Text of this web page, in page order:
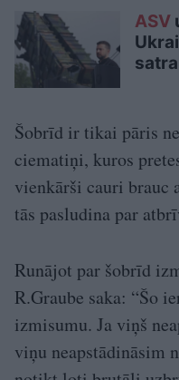
ASV
Šobrīd ir tikai pāris
ciematiņi, kuros
vienkārši cauri brauc
tās pasludina par
Runājot par šobrīd
R.Graube saka: “Šo
izmisumu. Ja viņš
viņu neapstādināsim